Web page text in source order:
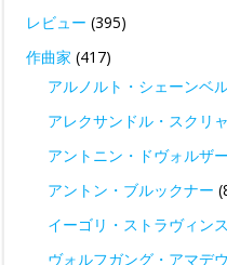
レビュー (395)
作曲家 (417)
アルノルト・シェーンベ
アレクサンドル・スクリ
アントニン・ドヴォルザ
アントン・ブルックナー
イーゴリ・ストラヴィン
ヴォルフガング・アマデ